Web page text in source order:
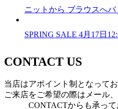
ニットから ブラウスへ
SPRING SALE 4月17日
CONTACT US
当店はアポイント制となってお
ご来店をご希望の際はメール
CONTACTからも承ってお